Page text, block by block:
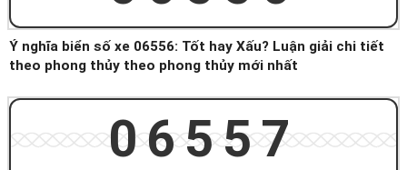
Ý nghĩa biển số xe 06556: Tốt hay Xấu? Luận giải chi tiết
theo phong thủy theo phong thủy mới nhất
06557